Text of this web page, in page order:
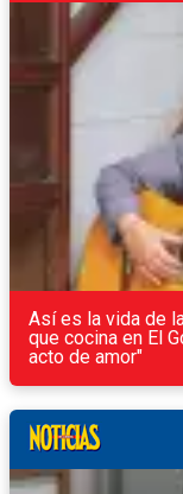
Así es la vida de
que cocina en El
acto de amor"